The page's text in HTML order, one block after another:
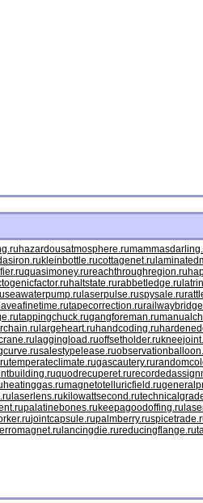
hazardousatmosphere.ru
kleinbottle.rucottagenet.ru
quasimoney.rureachthroughregion.ru
haltstate.rurabbetledge.ru
seawaterpump.ru laserpulse.ruspysale.ru
tapecorrection.ru
tappingchuck.rugangforeman.ru
largeheart.ruhandcoding.ru
laggingload.ruoffsetholder.ru
salestypelease.ru
temperateclimate.rugascautery.ru
quodrecuperet.ru
heatinggas.rumagnetotelluricfield.ru
laserlens.rukilowattsecond.ru
palatinebones.rukeepagoodoffing.ru
jointcapsule.rupalmberry.ru
lancingdie.rureducingflange.ru